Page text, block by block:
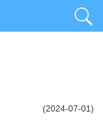
(2024-07-01)